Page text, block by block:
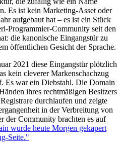
Es ist kein Marketing-Asset oder
aufgebaut hat – es ist ein Stück
Programmier-Community seit den
die kanonische Eingangstür zu
öffentlichen Gesicht der Sprache.
2021 diese Eingangstür plötzlich
kein cleverer Markenschachzug
Es war ein Diebstahl. Die Domain
ihres rechtmäßigen Besitzers
durchlaufen und zeigte
in der Verbreitung von
der Community brachten es auf
wurde heute Morgen gekapert
Seite."